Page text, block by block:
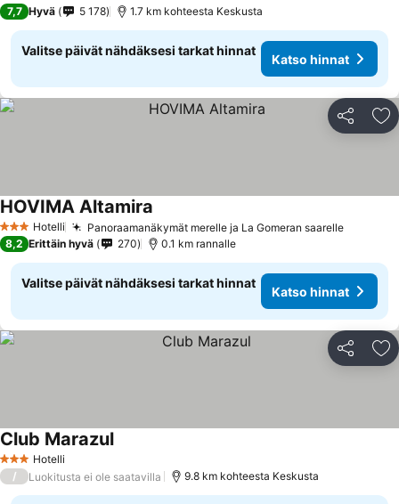
7,7 Hyvä 5 178 1.7 km kohteesta Keskusta
Valitse päivät nähdäksesi tarkat hinnat
Katso hinnat
Jaa
3 Tähtiluokitus
Hotelli Panoraamanäkymät merelle ja La Gomeran saarelle
HOVIMA Altamira
8,2 Erittäin hyvä 270 0.1 km rannalle
Valitse päivät nähdäksesi tarkat hinnat
Katso hinnat
Jaa
3 Tähtiluokitus
Hotelli
Club Marazul
/ Luokitusta ei ole saatavilla 9.8 km kohteesta Keskusta